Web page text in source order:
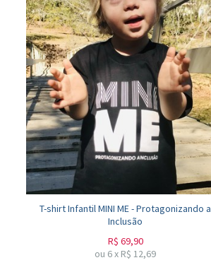
T-shirt Infantil MINI ME - Protagonizando a
Inclusão
R$ 69,90
ou 6x R$12,69